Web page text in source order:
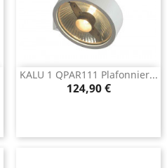
KALU 1 QPAR111 Plafonnier...
Prix
124,90 €